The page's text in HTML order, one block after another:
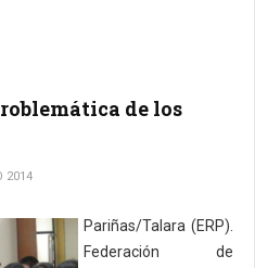
de los
2014
Pariñas/Talara (ERP).
Federación de